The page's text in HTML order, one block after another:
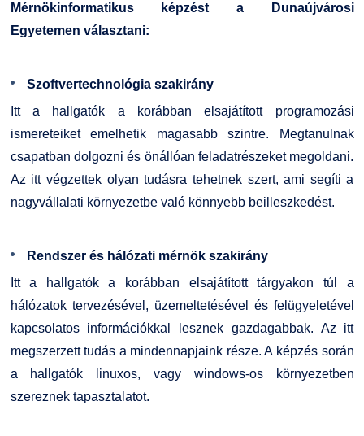
Mérnökinformatikus képzést a Dunaújvárosi
Egyetemen választani:
Szoftvertechnológia szakirány
Itt a hallgatók a korábban elsajátított programozási
ismereteiket emelhetik magasabb szintre. Megtanulnak
csapatban dolgozni és önállóan feladatrészeket megoldani.
Az itt végzettek olyan tudásra tehetnek szert, ami segíti a
nagyvállalati környezetbe való könnyebb beilleszkedést.
Rendszer és hálózati mérnök szakirány
Itt a hallgatók a korábban elsajátított tárgyakon túl a
hálózatok tervezésével, üzemeltetésével és felügyeletével
kapcsolatos információkkal lesznek gazdagabbak. Az itt
megszerzett tudás a mindennapjaink része. A képzés során
a hallgatók linuxos, vagy windows-os környezetben
szereznek tapasztalatot.